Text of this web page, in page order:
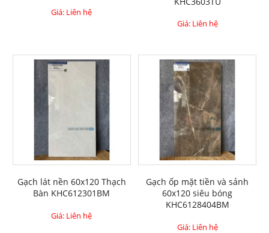
Giá: Liên hệ
Giá: Liên hệ
Gạch lát nền 60x120 Thạch
Bàn KHC612301BM
Giá: Liên hệ
Gạch ốp mặt tiền và sảnh
60x120 siêu bóng
KHC6128404BM
Giá: Liên hệ